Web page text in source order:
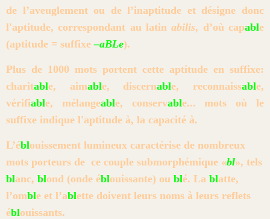
de l’aveuglement ou de l’inaptitude et désigne donc
l'aptitude, correspondant au latinabilis, d’où capable
(aptitude = suffixe–aBLe).
Plus de 1000 mots portent cette aptitude en suffixe:
charitable, aimable, discernable, reconnaissable,
vérifiable, mélangeable, conservable... mots où le
suffixe indique l'aptitude à, la capacité à.
L ’éblouissement lumineux caractérise de nombreux
mots porteurs de ce couple submorphémique «bl», tels
blanc, blond (onde éblouissante) ou blé. La blatte,
l’omble et l’ablette doivent leurs noms à leurs reflets
éblouissants.